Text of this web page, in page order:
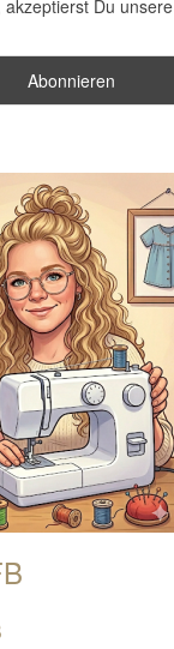
Du unsere